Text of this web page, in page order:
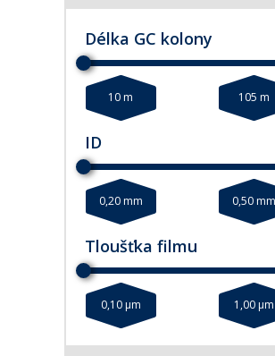
Délka GC kolony
10 m 105 m
ID
0,20 mm 0,50 mm
Tloušťka filmu
0,10 µm 1,00 µm